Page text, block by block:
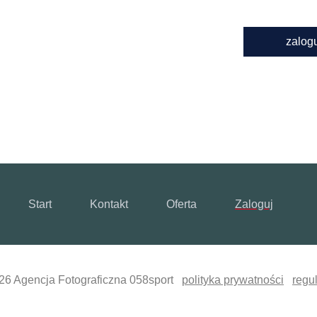
Start Kontakt Oferta Zaloguj
Agencja Fotograficzna 058sport polityka prywatności